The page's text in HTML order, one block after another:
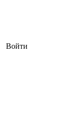
Войти